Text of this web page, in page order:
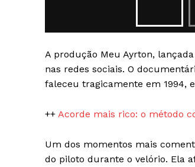
A produção Meu Ayrton,
nas redes sociais. O
faleceu tragicamente em 1994,
++ Acorde mais rico: o método
Um dos momentos mais
do piloto durante o velório. Ela